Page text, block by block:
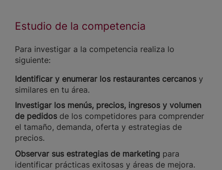
Estudio de la competencia
Para investigar a la competencia realiza lo
siguiente:
Identificar y enumerar los restaurantes cercanos y
similares en tu área.
Investigar los menús, precios, ingresos y volumen
de pedidos de los competidores para comprender
el tamaño, demanda, oferta y estrategias de
precios.
Observar sus estrategias de marketing para
identificar prácticas exitosas y áreas de mejora.